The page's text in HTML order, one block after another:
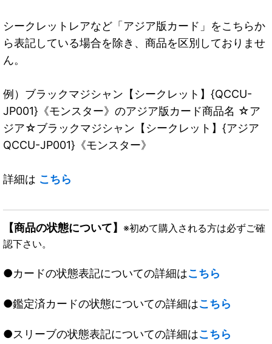
シークレットレアなど「アジア版カード」をこちらか
ら表記している場合を除き、商品を区別しておりませ
ん。
例）ブラックマジシャン【シークレット】{QCCU-
JP001}《モンスター》のアジア版カード商品名 ☆ア
ジア☆ブラックマジシャン【シークレット】{アジア
QCCU-JP001}《モンスター》
詳細は こちら
【商品の状態について】 ※初めて購入される方は必ずご確
認下さい。
●カードの状態表記についての詳細はこちら
●鑑定済カードの状態についての詳細はこちら
●スリーブの状態表記についての詳細はこちら